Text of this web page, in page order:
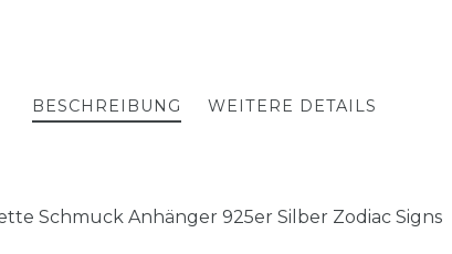
BESCHREIBUNG WEITERE DETAILS
Schmuck Anhänger 925er Silber Zodiac Signs